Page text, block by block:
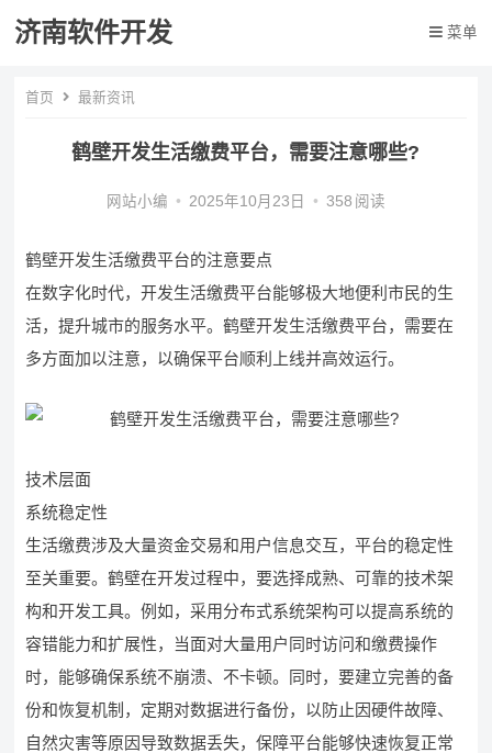
济南软件开发 菜单
首页 最新资讯
鹤壁开发生活缴费平台，需要注意哪些?
网站小编 • 2025年10月23日 • 358 阅读
鹤壁开发生活缴费平台的注意要点
在数字化时代，开发生活缴费平台能够极大地便利市民的生
活，提升城市的服务水平。鹤壁开发生活缴费平台，需要在
多方面加以注意，以确保平台顺利上线并高效运行。
技术层面
系统稳定性
生活缴费涉及大量资金交易和用户信息交互，平台的稳定性
至关重要。鹤壁在开发过程中，要选择成熟、可靠的技术架
构和开发工具。例如，采用分布式系统架构可以提高系统的
容错能力和扩展性，当面对大量用户同时访问和缴费操作
时，能够确保系统不崩溃、不卡顿。同时，要建立完善的备
份和恢复机制，定期对数据进行备份，以防止因硬件故障、
自然灾害等原因导致数据丢失，保障平台能够快速恢复正常